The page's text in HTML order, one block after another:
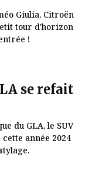
Giulia, Citroën
tour d'horizon
!
se refait
du GLA, le SUV
année 2024